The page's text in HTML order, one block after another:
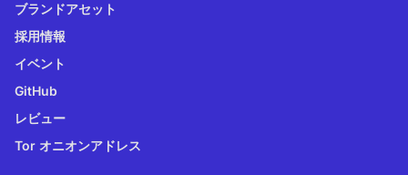
ブランドアセット
採用情報
イベント
GitHub
レビュー
Tor オニオンアドレス